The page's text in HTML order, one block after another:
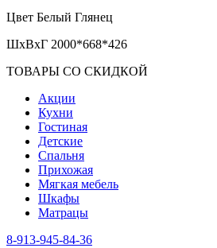
Цвет Белый Глянец
ШхВхГ 2000*668*426
ТОВАРЫ СО СКИДКОЙ
Акции
Кухни
Гостиная
Детские
Спальня
Прихожая
Мягкая мебель
Шкафы
Матрацы
8-913-945-84-36